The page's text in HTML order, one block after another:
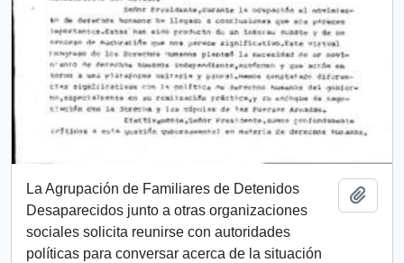
La Agrupación de Familiares de Detenidos
Desaparecidos junto a otras organizaciones
sociales solicita reunirse con autoridades
políticas para conversar acerca de la situación